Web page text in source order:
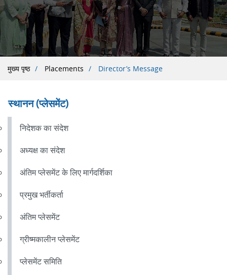
पग
मुख्य पृष्ठ Placements Director’s Message
स्थानन (प्लेसमेंट)
निदेशक का संदेश
अध्यक्ष का संदेश
अंतिम प्लेसमेंट के लिए मार्गदर्शिका
प्रमुख भर्तीकर्ता
अंतिम प्लेसमेंट
ग्रीष्मकालीन प्लेसमेंट
प्लेसमेंट समिति